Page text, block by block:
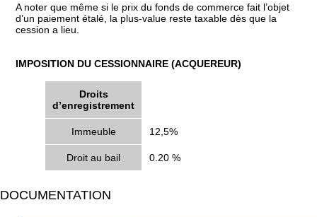
A noter que même si le prix du fonds de commerce fait l’objet
d’un paiement étalé, la plus-value reste taxable dès que la
cession a lieu.
IMPOSITION DU CESSIONNAIRE (ACQUEREUR)
Droits
d’enregistrement
Immeuble 12,5%
Droit au bail 0.20 %
DOCUMENTATION